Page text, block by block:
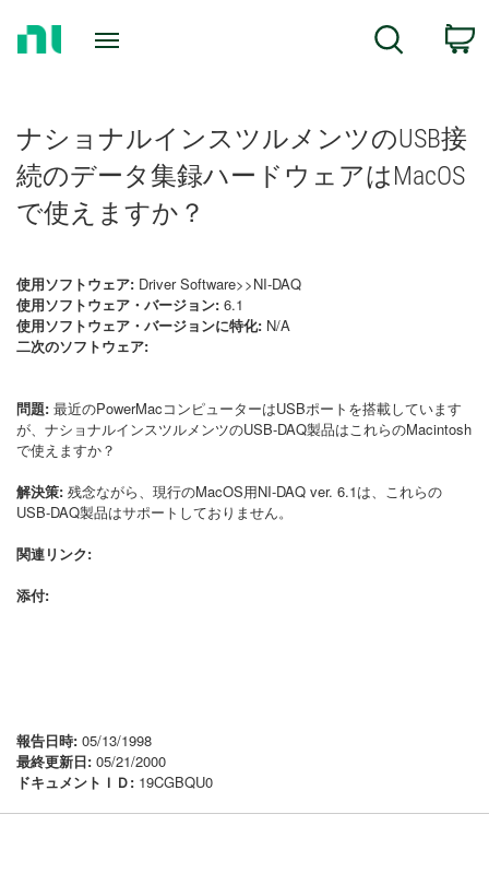
Search
ナショナルインスツルメンツのUSB接
続のデータ集録ハードウェアはMacOS
で使えますか？
使用ソフトウェア: Driver Software>>NI-DAQ
使用ソフトウェア・バージョン: 6.1
使用ソフトウェア・バージョンに特化: N/A
二次のソフトウェア:
問題: 最近のPowerMacコンピューターはUSBポートを搭載しています
が、ナショナルインスツルメンツのUSB-DAQ製品はこれらのMacintosh
で使えますか？
解決策: 残念ながら、現行のMacOS用NI-DAQ ver. 6.1は、これらの
USB-DAQ製品はサポートしておりません。
関連リンク:
添付:
報告日時: 05/13/1998
最終更新日: 05/21/2000
ドキュメントＩＤ: 19CGBQU0